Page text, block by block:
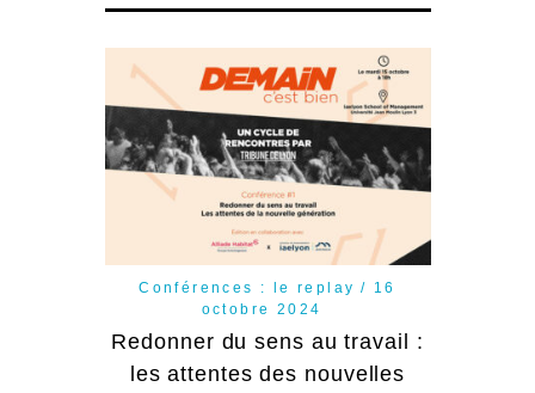
Conférences : le replay
16
octobre 2024
Redonner du sens au travail :
les attentes des nouvelles